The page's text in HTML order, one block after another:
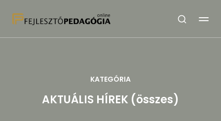
KATEGÓRIA
AKTUÁLIS HÍREK (összes)